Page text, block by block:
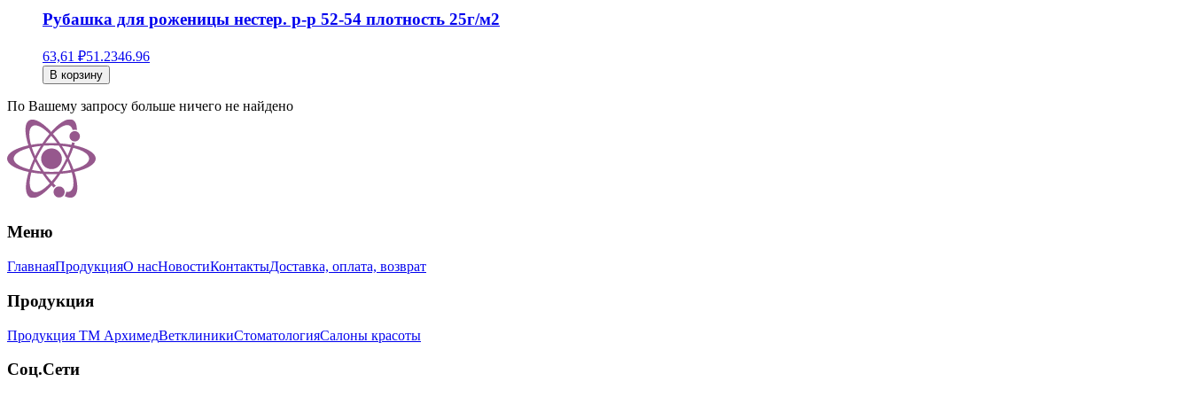
Рубашка для роженицы нестер. р-р 52-54 плотность 25г/м2
63,61 ₽51.2346.96
В корзину
По Вашему запросу больше ничего не найдено
Меню
ГлавнаяПродукцияО насНовостиКонтактыДоставка, оплата, возврат
Продукция
Продукция ТМ АрхимедВетклиникиСтоматологияСалоны красоты
Соц.Сети